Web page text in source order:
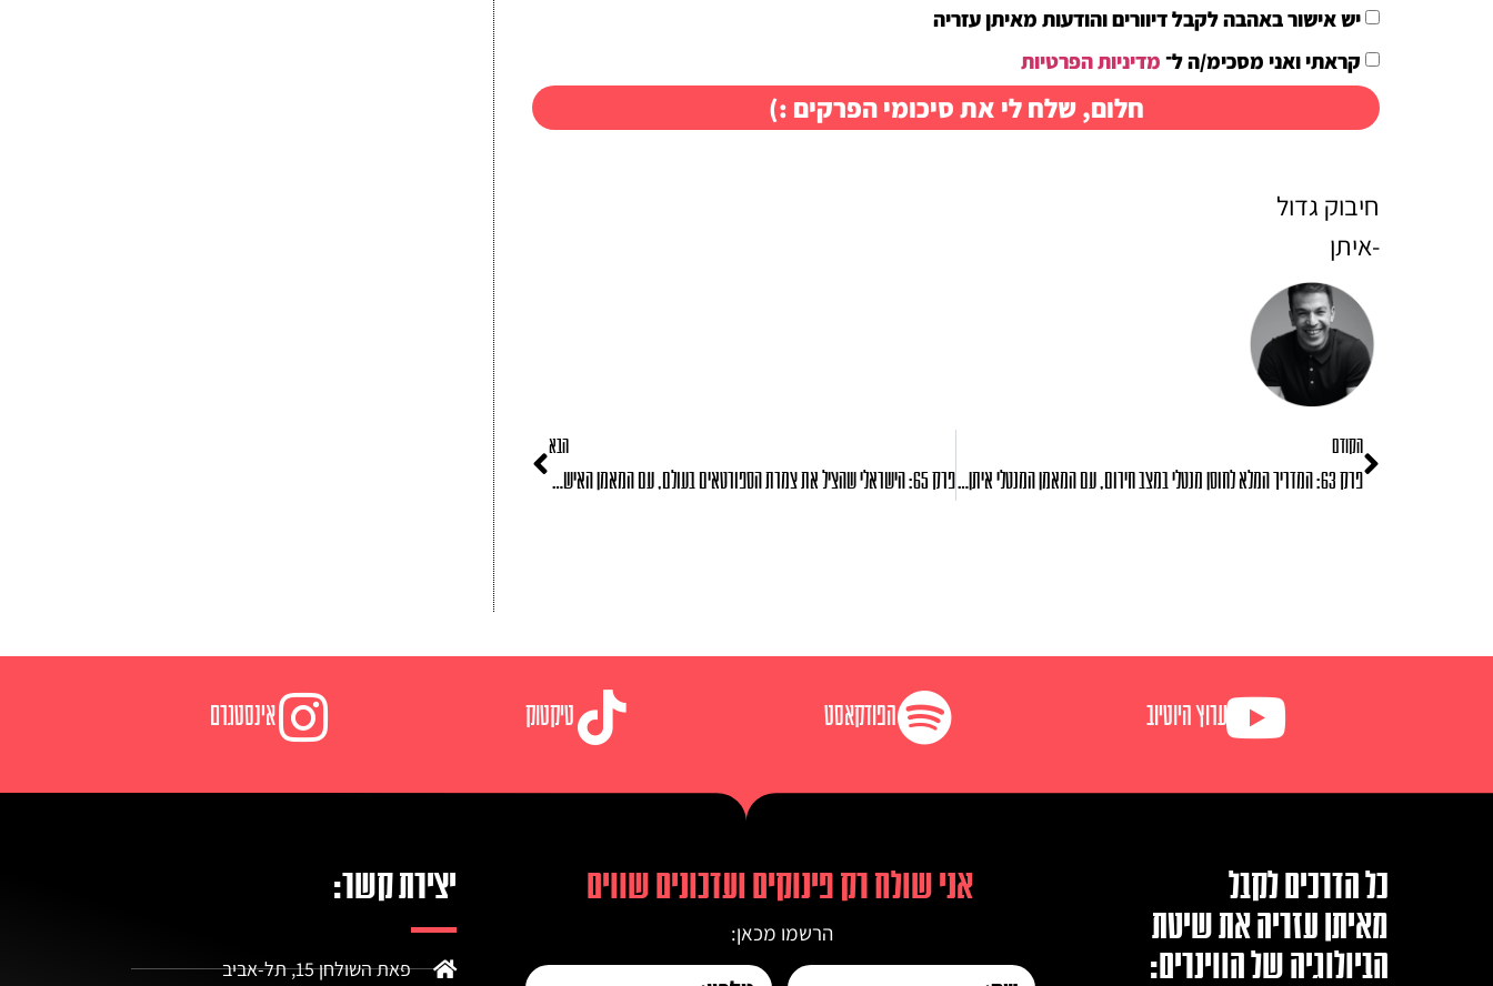
יש אישור באהבה לקבל דיוורים והודעות מאיתן עזריה
קראתי ואני מסכימ/ה ל־ מדיניות הפרטיות
חלום, שלח לי את סיכומי הפרקים :)
חיבוק גדול
-איתן
הקודם
פרק 63: המדריך המלא לחוסן מנטלי במצב חירום, עם המאמן המנטלי איתן עזריה
הבא
פרק 65: הישראלי שהציל את צמרת הספורטאים בעולם, עם המאמן האישי יואב נש
ערוץ היוטיוב הפודקאסט טיקטוק אינסטגרם
כל הדרכים לקבל
מאיתן עזריה את שיטת
הביולוגיה של הווינרים:
אני שולח רק פינוקים ועדכונים שווים
הרשמו מכאן:
יצירת קשר:
פאת השולחן 15, תל-אביב